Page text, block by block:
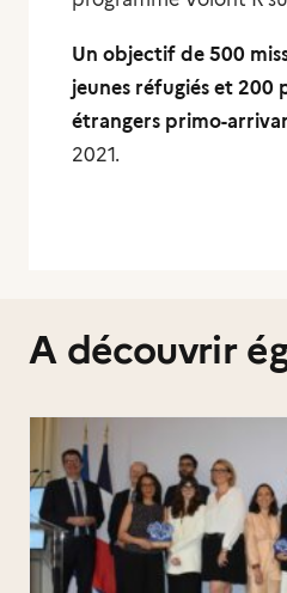
Un objectif de 500
jeunes réfugiés et 200
étrangers primo-
2021.
A découvrir